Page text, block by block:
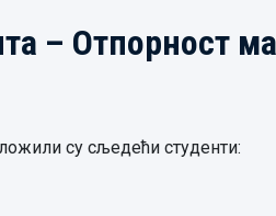
– Отпорност
су сљедећи студенти: